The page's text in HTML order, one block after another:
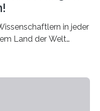
in jeder
Land der Welt